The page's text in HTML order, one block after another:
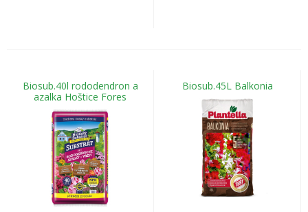
Biosub.40l rododendron a
azalka Hoštice Fores
Biosub.45L Balkonia